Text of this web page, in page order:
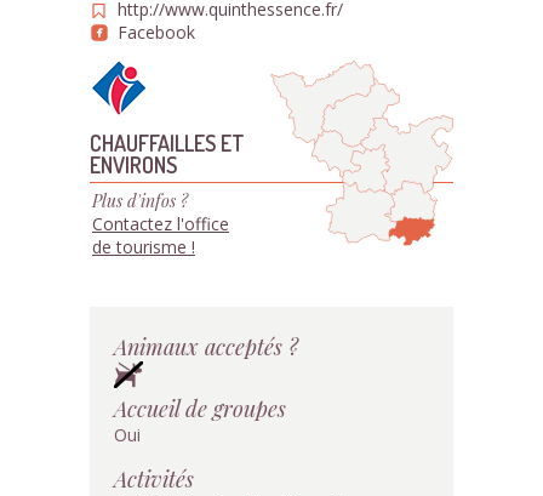
http://www.quinthessence.fr/
Facebook
CHAUFFAILLES ET
ENVIRONS
Plus d'infos ?
Contactez l'office
de tourisme !
Animaux acceptés ?
Accueil de groupes
Oui
Activités